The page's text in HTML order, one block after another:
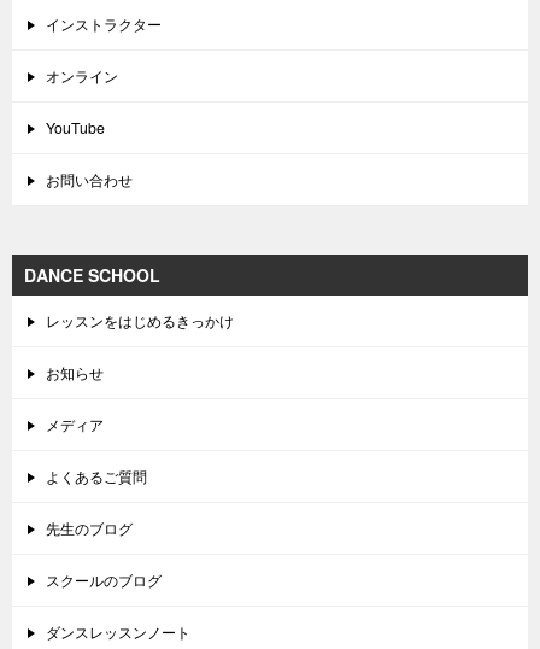
インストラクター
オンライン
YouTube
お問い合わせ
DANCE SCHOOL
レッスンをはじめるきっかけ
お知らせ
メディア
よくあるご質問
先生のブログ
スクールのブログ
ダンスレッスンノート